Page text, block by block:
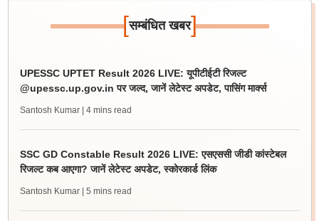
[सम्बंधित खबर]
UPESSC UPTET Result 2026 LIVE: यूपीटीईटी रिजल्ट
@upessc.up.gov.in पर जल्द, जानें लेटेस्ट अपडेट, पासिंग मार्क्स
Santosh Kumar | 4 mins read
SSC GD Constable Result 2026 LIVE: एसएससी जीडी कांस्टेबल
रिजल्ट कब आएगा? जानें लेटेस्ट अपडेट, स्कोरकार्ड लिंक
Santosh Kumar | 5 mins read